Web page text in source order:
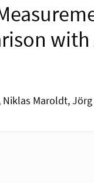
Maroldt,